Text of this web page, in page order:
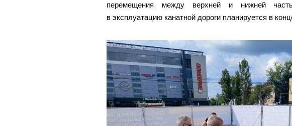
перемещения между верхней и нижней
в эксплуатацию канатной дороги планируется в